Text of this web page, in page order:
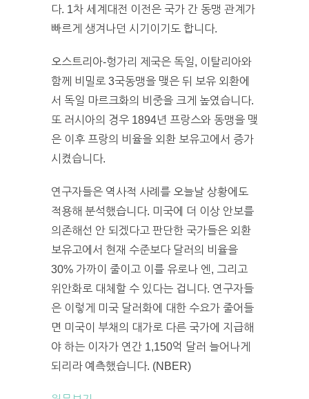
다. 1차 세계대전 이전은 국가 간 동맹 관계가
빠르게 생겨나던 시기이기도 합니다.
오스트리아-헝가리 제국은 독일, 이탈리아와
함께 비밀로 3국동맹을 맺은 뒤 보유 외환에
서 독일 마르크화의 비중을 크게 높였습니다.
또 러시아의 경우 1894년 프랑스와 동맹을 맺
은 이후 프랑의 비율을 외환 보유고에서 증가
시켰습니다.
연구자들은 역사적 사례를 오늘날 상황에도
적용해 분석했습니다. 미국에 더 이상 안보를
의존해선 안 되겠다고 판단한 국가들은 외환
보유고에서 현재 수준보다 달러의 비율을
30% 가까이 줄이고 이를 유로나 엔, 그리고
위안화로 대체할 수 있다는 겁니다. 연구자들
은 이렇게 미국 달러화에 대한 수요가 줄어들
면 미국이 부채의 대가로 다른 국가에 지급해
야 하는 이자가 연간 1,150억 달러 늘어나게
되리라 예측했습니다. (NBER)